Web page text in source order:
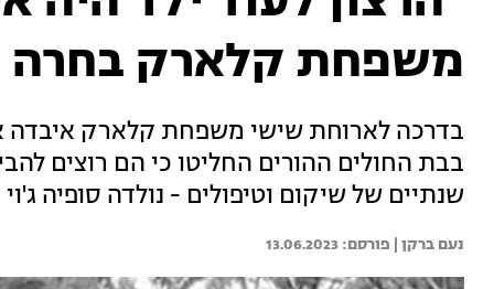
משפחת קלארק בחרה
בדרכה לארוחת שישי משפחת קלארק איבדה
בבת החולים ההורים החליטו כי הם רוצים
שנתיים של שיקום וטיפולים - נולדה סופיה ג'וי
נעם ברקן | 13.06.2023